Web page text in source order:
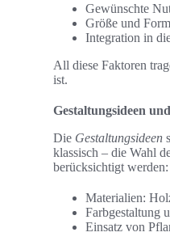
Gewünschte
Größe und
Integration in
All diese Faktoren
ist.
Gestaltungsideen
Die Gestaltungsideen
klassisch – die Wahl
berücksichtigt werden:
Materialien:
Farbgestaltung
Einsatz von